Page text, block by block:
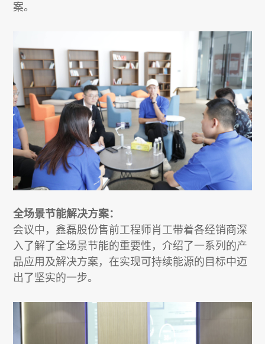
案。
全场景节能解决方案：
会议中，鑫磊股份售前工程师肖工带着各经销商深
入了解了全场景节能的重要性，介绍了一系列的产
品应用及解决方案，在实现可持续能源的目标中迈
出了坚实的一步。